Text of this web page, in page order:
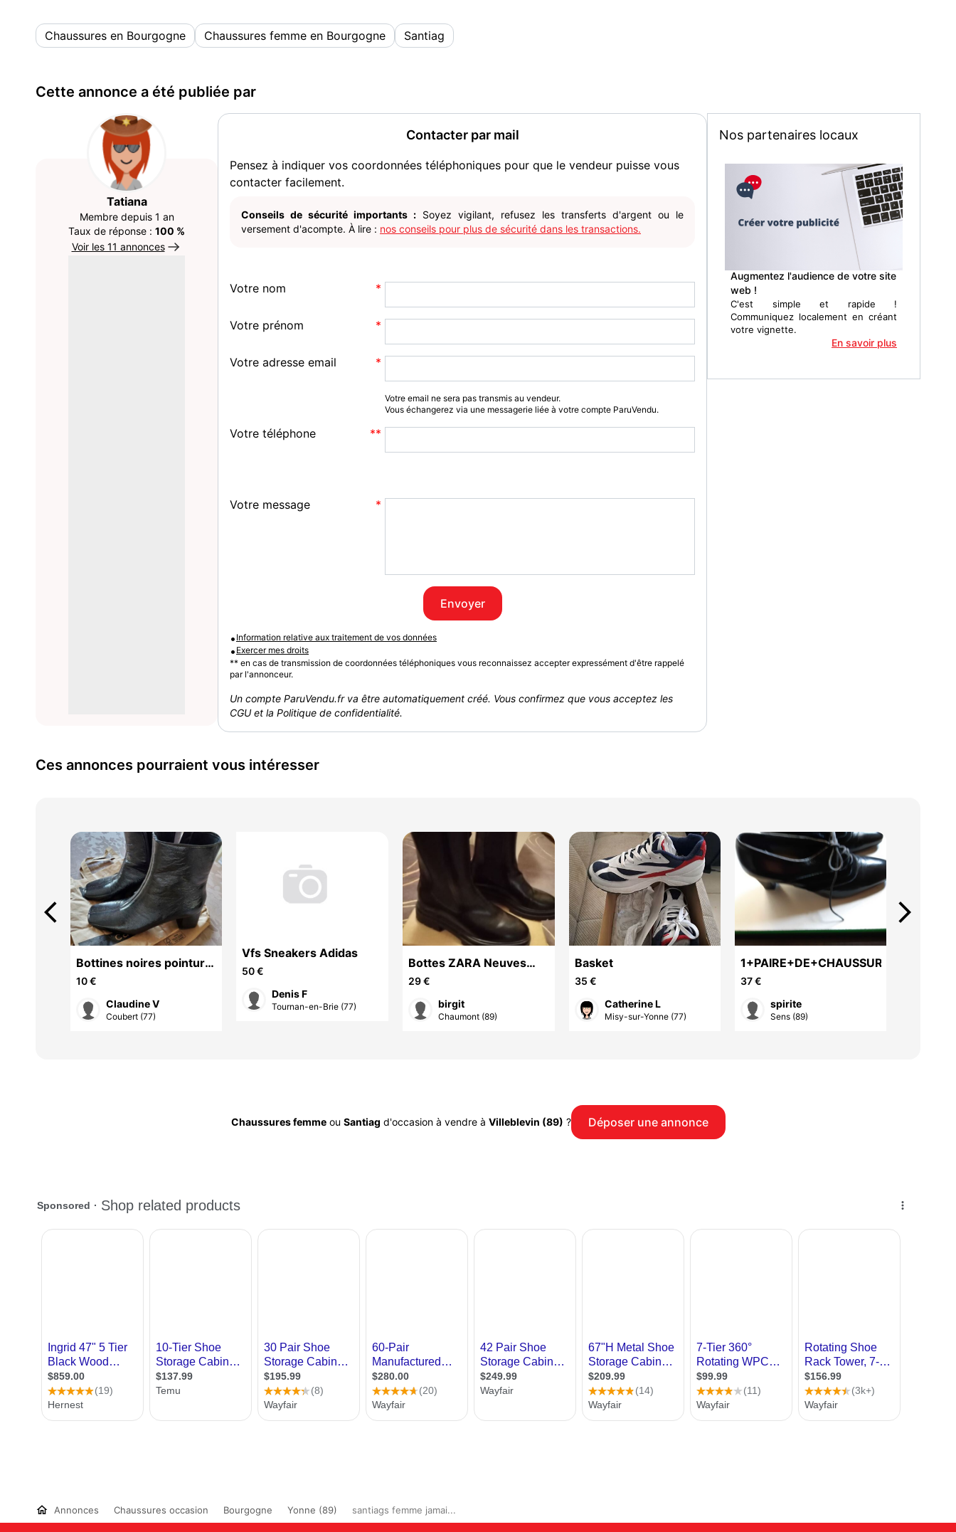
Chaussures en Bourgogne Chaussures femme en Bourgogne Santiag
Cette annonce a été publiée par
Tatiana
Membre depuis 1 an
Taux de réponse : 100 %
Voir les 11 annonces
Contacter par mail
Pensez à indiquer vos coordonnées téléphoniques pour que le vendeur puisse vous
contacter facilement.
Conseils de sécurité importants : Soyez vigilant, refusez les transferts d'argent ou le
versement d'acompte. À lire : nos conseils pour plus de sécurité dans les transactions.
Votre nom
Votre prénom
Votre adresse email
Votre email ne sera pas transmis au vendeur.
Vous échangerez via une messagerie liée à votre compte ParuVendu.
Votre téléphone
Votre message
Envoyer
• Information relative aux traitement de vos données
• Exercer mes droits
** en cas de transmission de coordonnées téléphoniques vous reconnaissez accepter expressément d'être rappelé
par l'annonceur.
Un compte ParuVendu.fr va être automatiquement créé. Vous confirmez que vous acceptez les
CGU et la Politique de confidentialité.
Nos partenaires locaux
Augmentez l'audience de votre site
web !
C'est simple et rapide !
Communiquez localement en créant
votre vignette.
En savoir plus
Ces annonces pourraient vous intéresser
Bottines noires pointure
38
10 €
Claudine V
Coubert (77)
Vfs Sneakers Adidas
50 €
Denis F
Tournan-en-Brie (77)
Bottes ZARA Neuves
P.39
29 €
birgit
Chaumont (89)
Basket
35 €
Catherine L
Misy-sur-Yonne (77)
37 €
spirite
Sens (89)
arrow_back_ios arrow_forward_ios
Chaussures femmeou Santiag d'occasion à vendre à Villeblevin (89) ? Déposer une annonce
Annonces Chaussures occasion Bourgogne Yonne (89) santiags femme jamai...